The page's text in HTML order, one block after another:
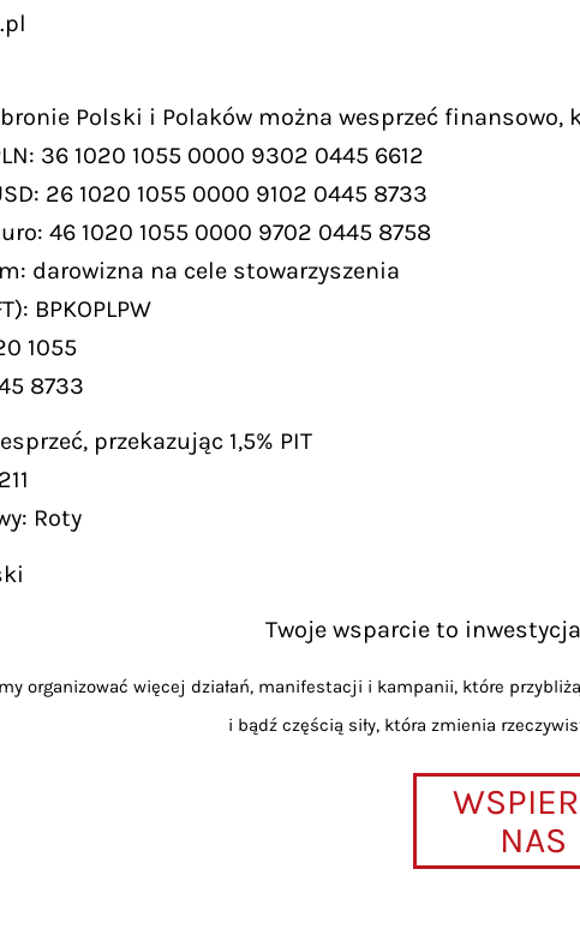
Polski i Polaków można wesprzeć finansowo,
36 1020 1055 0000 9302 0445 6612
26 1020 1055 0000 9102 0445 8733
46 1020 1055 0000 9702 0445 8758
darowizna na cele stowarzyszenia
BPKOPLPW
1055
8733
przekazując 1,5% PIT
Roty
Twoje wsparcie to
organizować więcej działań, manifestacji i kampanii, które
i bądź częścią siły, która zmienia
NAS